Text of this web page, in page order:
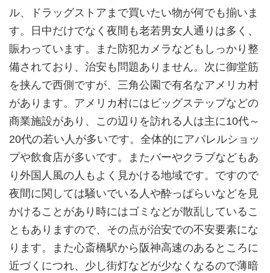
ル、ドラッグストアまで買いたい物が何でも揃いま
す。日中だけでなく夜間も老若男女人通りは多く、
賑わっています。また防犯カメラなどもしっかり整
備されており、治安も問題ありません。次に御堂筋
を挟んで西側ですが、三角公園で有名なアメリカ村
があります。アメリカ村にはビッグステップなどの
商業施設があり、この辺りを訪れる人は主に10代～
20代の若い人が多いです。全体的にアパレルショッ
プや飲食店が多いです。またバーやクラブなどもあ
り外国人風の人もよく見かける地域です。ですので
夜間に関しては騒いでいる人や酔っぱらいなどを見
かけることがあり時にはゴミなどが散乱しているこ
ともありますので、その点が治安での不安要素にな
ります。また心斎橋駅から阪神高速のあるところに
近づくにつれ、少し街灯などが少なくなるので薄暗